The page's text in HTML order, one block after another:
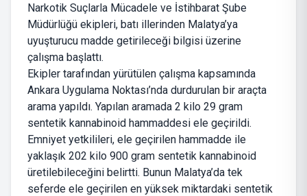
Narkotik Suçlarla Mücadele ve İstihbarat Şube
Müdürlüğü ekipleri, batı illerinden Malatya’ya
uyuşturucu madde getirileceği bilgisi üzerine
çalışma başlattı.
Ekipler tarafından yürütülen çalışma kapsamında
Ankara Uygulama Noktası’nda durdurulan bir araçta
arama yapıldı. Yapılan aramada 2 kilo 29 gram
sentetik kannabinoid hammaddesi ele geçirildi.
Emniyet yetkilileri, ele geçirilen hammadde ile
yaklaşık 202 kilo 900 gram sentetik kannabinoid
üretilebileceğini belirtti. Bunun Malatya’da tek
seferde ele geçirilen en yüksek miktardaki sentetik